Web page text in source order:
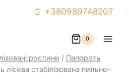
+380989748207
0
рослини / Папороть
лісова стабілізована пильно-